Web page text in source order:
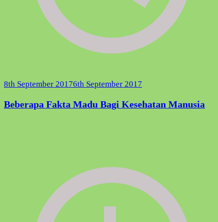
8th September 20176th September 2017
Beberapa Fakta Madu Bagi Kesehatan Manusia